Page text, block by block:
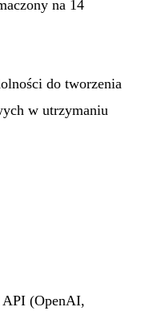
na 14
do tworzenia
w utrzymaniu
API (OpenAI,